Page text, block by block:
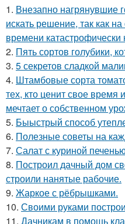
1. Внезапно нагрянувшие
искать решение, так как
времени катастрофически
2. Пять сортов голубики,
3. 5 секретов сладкой
4. Штамбовые сорта
тех, кто ценит свое время
мечтает о собственном
5. Быыстрый способ
6. Полезные советы на
7. Салат с куриной
8. Построил дачный дом
строили нанятые рабочие.
9. Жаркое с рёбрышками.
10. Своими руками
11. Дачникам в помощь